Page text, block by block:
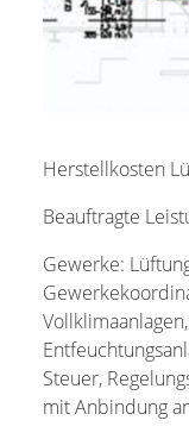
Herstellkosten
Beauftragte
Gewerke:
Steuer,
mit Anbindung